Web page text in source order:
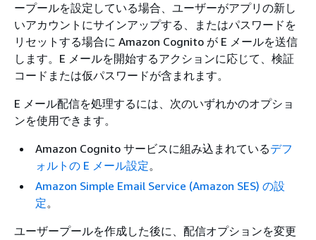
ープールを設定している場合、ユーザーがアプリの新し
いアカウントにサインアップする、またはパスワードを
リセットする場合に Amazon Cognito が E メールを送信
します。E メールを開始するアクションに応じて、検証
コードまたは仮パスワードが含まれます。
E メール配信を処理するには、次のいずれかのオプショ
ンを使用できます。
Amazon Cognito サービスに組み込まれているデフ
ォルトの E メール設定。
Amazon Simple Email Service (Amazon SES) の設
定。
ユーザープールを作成した後に、配信オプションを変更